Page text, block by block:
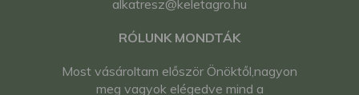
alkatresz@keletagro.hu
RÓLUNK MONDTÁK
Most vásároltam először Önöktől,nagyon
meg vagyok elégedve mind a